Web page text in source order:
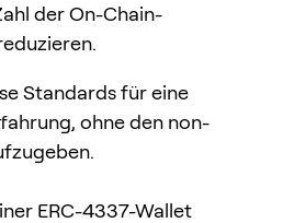
der On-Chain-
Standards für eine
ohne den non-
ERC-4337-Wallet